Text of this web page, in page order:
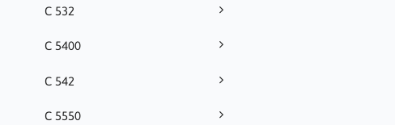
C 532
C 5400
C 542
C 5550